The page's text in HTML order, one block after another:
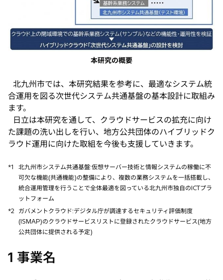
本研究の概要
北九州市では、本研究結果を参考に、最適なシステム統
合運用を図る次世代システム共通基盤の基本設計に取組み
ます。
日立は本研究を通して、クラウドサービスの拡充に向け
た課題の洗い出しを行い、地方公共団体のハイブリッドク
ラウド運用に向けた取組を今後も支援していきます。
*1
北九州市システム共通基盤:仮想サーバー技術と情報システムの稼働に不
可欠な機能(共通機能)の整備により、複数の業務システムを一括搭載し、
統合運用管理を行うことで全体最適を図っている北九州市独自のICTプラ
ットフォーム
*2
ガバメントクラウド:デジタル庁が調達するセキュリティ評価制度
(ISMAP)のクラウドサービスリストに登録されたクラウドサービス(地方
公共団体に提供される予定)
1 事業名